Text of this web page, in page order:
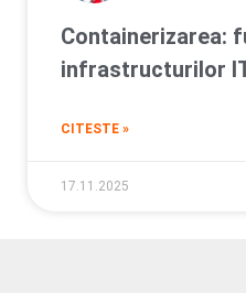
Containerizarea:
infrastructurilor
CITESTE »
17.11.2025